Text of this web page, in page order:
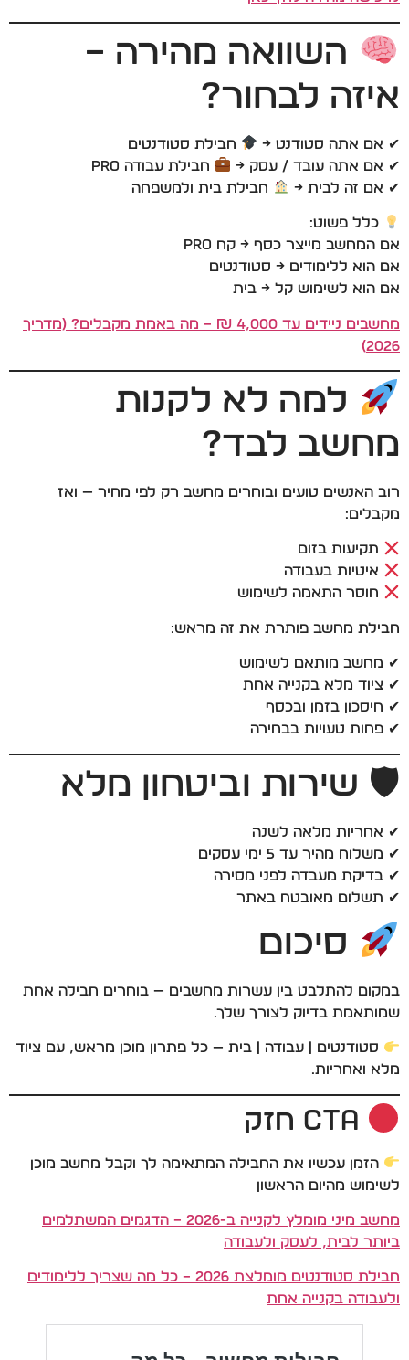
השוואה מהירה –
איזה לבחור?
✔ אם אתה סטודנט →
חבילת סטודנטים
✔ אם אתה עובד / עסק →
חבילת עבודה PRO
✔ אם זה לבית →
חבילת בית ולמשפחה
כלל פשוט:
אם המחשב מייצר כסף → קח PRO
אם הוא ללימודים → סטודנטים
אם הוא לשימוש קל → בית
מחשבים ניידים עד 4,000 ₪ – מה באמת מקבלים? (מדריך
2026)
למה לא לקנות
מחשב לבד?
רוב האנשים טועים ובוחרים מחשב רק לפי מחיר — ואז
מקבלים:
תקיעות בזום
איטיות בעבודה
חוסר התאמה לשימוש
חבילת מחשב פותרת את זה מראש:
✔ מחשב מותאם לשימוש
✔ ציוד מלא בקנייה אחת
✔ חיסכון בזמן ובכסף
✔ פחות טעויות בבחירה
🛡 שירות וביטחון מלא
✔ אחריות מלאה לשנה
✔ משלוח מהיר עד 5 ימי עסקים
✔ בדיקת מעבדה לפני מסירה
✔ תשלום מאובטח באתר
סיכום
במקום להתלבט בין עשרות מחשבים — בוחרים חבילה אחת
שמותאמת בדיוק לצורך שלך.
סטודנטים | עבודה | בית — כל פתרון מוכן מראש, עם ציוד
מלא ואחריות.
הזמן עכשיו את החבילה המתאימה לך וקבל מחשב מוכן
לשימוש מהיום הראשון
מחשב מיני מומלץ לקנייה ב-2026 – הדגמים המשתלמים
ביותר לבית, לעסק ולעבודה
חבילת סטודנטים מומלצת 2026 – כל מה שצריך ללימודים
ולעבודה בקנייה אחת